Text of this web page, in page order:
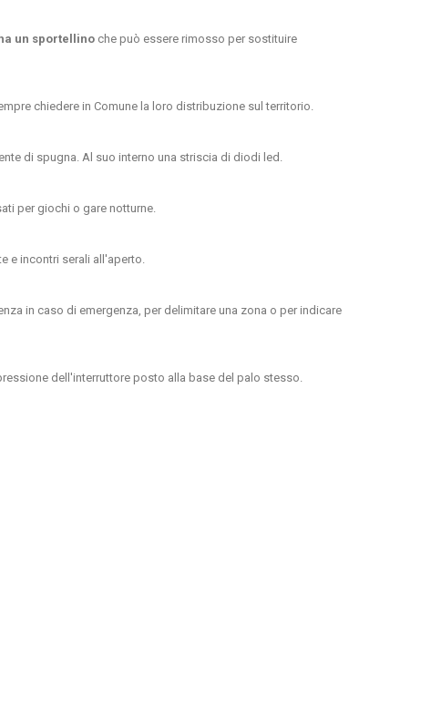
un sportellino che può essere rimosso per sostituire
chiedere in Comune la loro distribuzione sul territorio.
di spugna. Al suo interno una striscia di diodi led.
per giochi o gare notturne.
e incontri serali all'aperto.
in caso di emergenza, per delimitare una zona o per indicare
dell'interruttore posto alla base del palo stesso.